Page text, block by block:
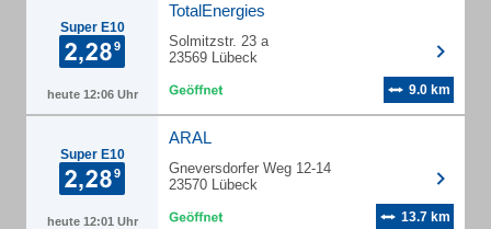
Super E10
heute 12:06 Uhr
TotalEnergies
Solmitzstr. 23 a
23569 Lübeck
9.0 km
Super E10
heute 12:01 Uhr
ARAL
Gneversdorfer Weg 12-14
23570 Lübeck
13.7 km